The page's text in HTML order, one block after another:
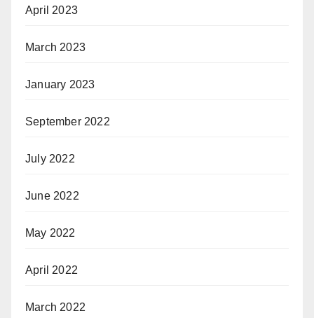
April 2023
March 2023
January 2023
September 2022
July 2022
June 2022
May 2022
April 2022
March 2022